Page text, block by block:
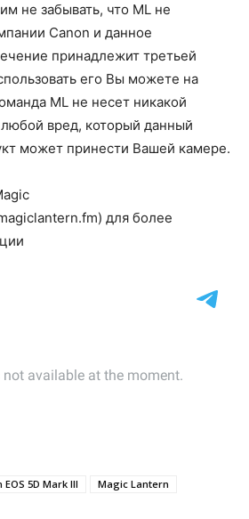
не забывать, что ML не
Canon и данное
принадлежит третьей
его Вы можете на
ML не несет никакой
любой вред, который данный
может принести Вашей камере.
для более
EOS 5D Mark III
Magic Lantern